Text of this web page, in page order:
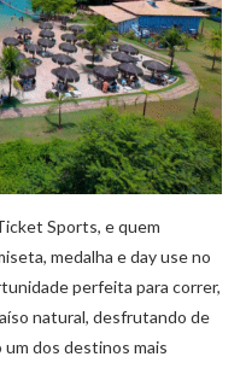
Sports, e quem
medalha e day use no
perfeita para correr,
natural, desfrutando de
dos destinos mais